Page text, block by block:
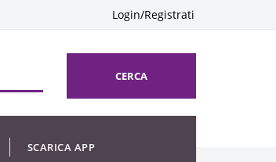
Login/Registrati
CERCA
SCARICA APP